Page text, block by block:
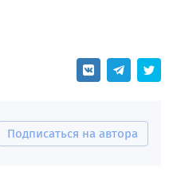
Подписаться на автора